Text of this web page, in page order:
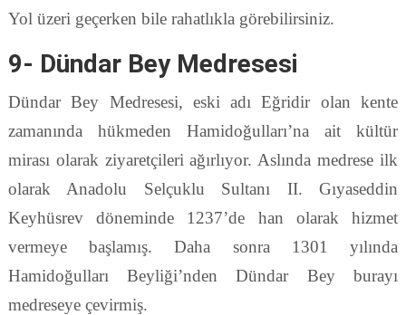
Yol üzeri geçerken bile rahatlıkla görebilirsiniz.
9- Dündar Bey Medresesi
Dündar Bey Medresesi, eski adı Eğridir olan kente
zamanında hükmeden Hamidoğulları’na ait kültür
mirası olarak ziyaretçileri ağırlıyor. Aslında medrese ilk
olarak Anadolu Selçuklu Sultanı II. Gıyaseddin
Keyhüsrev döneminde 1237’de han olarak hizmet
vermeye başlamış. Daha sonra 1301 yılında
Hamidoğulları Beyliği’nden Dündar Bey burayı
medreseye çevirmiş.